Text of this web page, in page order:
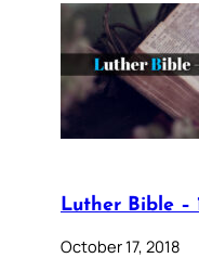
Luther Bible –
October 17, 2018